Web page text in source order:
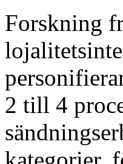
Forskning
2 till 4